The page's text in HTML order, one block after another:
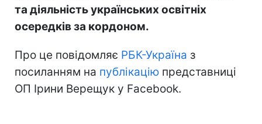
та діяльність українських освітніх
осередків за кордоном.
Про це повідомляє РБК-Україна з
посиланням на публікацію представниці
ОП Ірини Верещук у Facebook.